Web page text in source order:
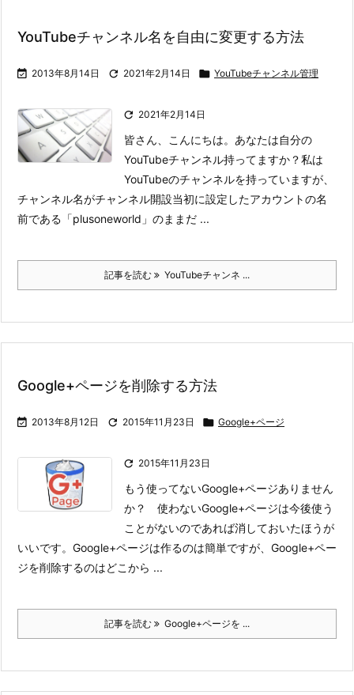
YouTubeチャンネル名を自由に変更する方法
 2013年8月14日  2021年2月14日  YouTubeチャンネル管理
 2021年2月14日
皆さん、こんにちは。あなたは自分の
YouTubeチャンネル持ってますか？私は
YouTubeのチャンネルを持っていますが、
チャンネル名がチャンネル開設当初に設定したアカウントの名
前である「plusoneworld」のままだ ...
記事を読む YouTubeチャンネ ...
Google+ページを削除する方法
 2013年8月12日  2015年11月23日  Google+ページ
 2015年11月23日
もう使ってないGoogle+ページありません
か？ 使わないGoogle+ページは今後使う
ことがないのであれば消しておいたほうが
いいです。 Google+ページは作るのは簡単ですが、Google+ペー
ジを削除するのはどこから ...
記事を読む Google+ページを ...